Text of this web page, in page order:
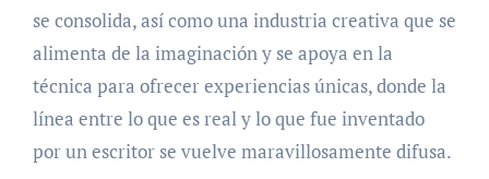
se consolida, así como una industria creativa que se
alimenta de la imaginación y se apoya en la
técnica para ofrecer experiencias únicas, donde la
línea entre lo que es real y lo que fue inventado
por un escritor se vuelve maravillosamente difusa.